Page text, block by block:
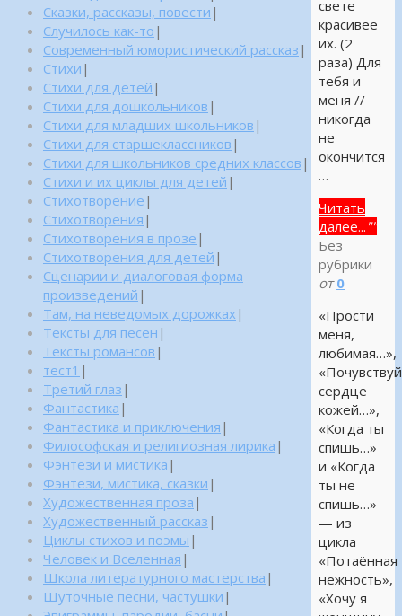
свете
красивее
их. (2
раза) Для
тебя и
меня //
никогда
не
окончится
…
Читать
далее... ""
Без
рубрики
от 0
«Прости
меня,
любимая…»,
«Почувствуй
сердце
кожей…»,
«Когда ты
спишь…»
и «Когда
ты не
спишь…»
— из
цикла
«Потаённая
нежность»,
«Хочу я
Сказки, рассказы, повести |
Случилось как-то |
Современный юмористический рассказ |
Стихи |
Стихи для детей |
Стихи для дошкольников |
Стихи для младших школьников |
Стихи для старшеклассников |
Стихи для школьников средних классов |
Стихи и их циклы для детей |
Стихотворение |
Стихотворения |
Стихотворения в прозе |
Стихотворения для детей |
Сценарии и диалоговая форма
произведений |
Там, на неведомых дорожках |
Тексты для песен |
Тексты романсов |
тест1 |
Третий глаз |
Фантастика |
Фантастика и приключения |
Философская и религиозная лирика |
Фэнтези и мистика |
Фэнтези, мистика, сказки |
Художественная проза |
Художественный рассказ |
Циклы стихов и поэмы |
Человек и Вселенная |
Школа литературного мастерства |
Шуточные песни, частушки |